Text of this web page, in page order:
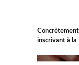
inscrivant à la